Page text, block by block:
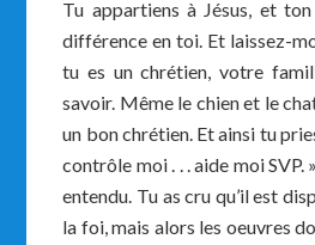
Tu appartiens à Jésus, et
différence en toi. Et laissez-
tu es un chrétien, votre
savoir. Même le chien et le
un bon chrétien. Et ainsi tu
contrôle moi . . . aide moi SVP.
entendu. Tu as cru qu’il est
la foi, mais alors les oeuvres